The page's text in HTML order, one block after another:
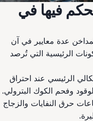
فيها في
عدة معايير في آن
الرئيسية التي تُرصد
الرئيسي عند احتراق
وفحم الكوك البترولي.
حرق النفايات والزجاج